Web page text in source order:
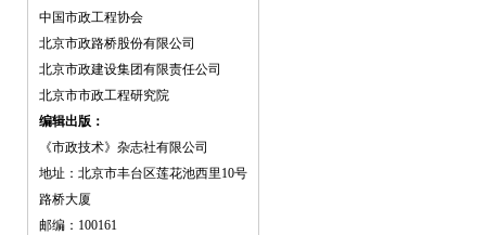
中国市政工程协会
北京市政路桥股份有限公司
北京市政建设集团有限责任公司
北京市市政工程研究院
编辑出版：
《市政技术》杂志社有限公司
地址：北京市丰台区莲花池西里10号
路桥大厦
邮编：100161